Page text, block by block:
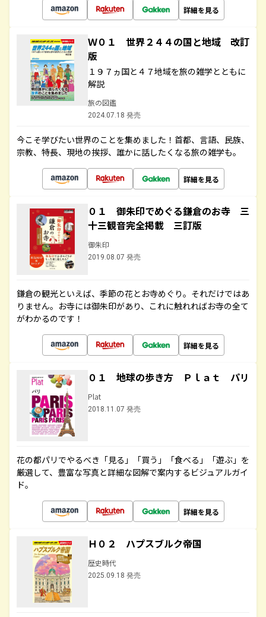
詳細を見る
Ｗ０１ 世界２４４の国と地域 改訂
版
１９７ヵ国と４７地域を旅の雑学とともに
解説
旅の図鑑
2024.07.18 発売
今こそ学びたい世界のことを集めました！首都、言語、民族、
宗教、特長、現地の挨拶、誰かに話したくなる旅の雑学も。
詳細を見る
０１ 御朱印でめぐる鎌倉のお寺 三
十三観音完全掲載 三訂版
御朱印
2019.08.07 発売
鎌倉の観光といえば、季節の花とお寺めぐり。それだけではあ
りません。お寺には御朱印があり、これに触れればお寺の全て
がわかるのです！
詳細を見る
０１ 地球の歩き方 Ｐｌａｔ パリ
Plat
2018.11.07 発売
花の都パリでやるべき「見る」「買う」「食べる」「遊ぶ」を
厳選して、豊富な写真と詳細な図解で案内するビジュアルガイ
ド。
詳細を見る
Ｈ０２ ハプスブルク帝国
歴史時代
2025.09.18 発売